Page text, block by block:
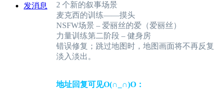
发消息
2 个新的叙事场景
麦克西的训练——摸头
NSFW场景 – 爱丽丝的爱（爱丽丝）
力量训练第二阶段 – 健身房
错误修复；跳过地图时，地图画面将不再反复
淡入淡出。
地址回复可见O(∩_∩)O：